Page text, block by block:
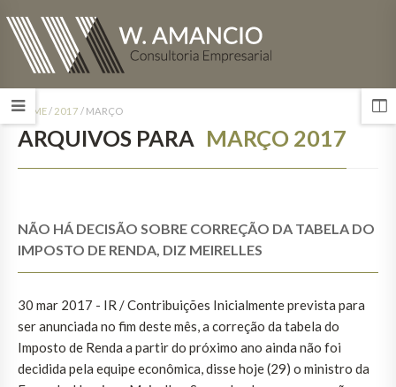
HOME/ 2017 / MARÇO
ARQUIVOS PARA MARÇO 2017
NÃO HÁ DECISÃO SOBRE CORREÇÃO DA TABELA DO
IMPOSTO DE RENDA, DIZ MEIRELLES
30 mar 2017 - IR / Contribuições Inicialmente prevista para
ser anunciada no fim deste mês, a correção da tabela do
Imposto de Renda a partir do próximo ano ainda não foi
decidida pela equipe econômica, disse hoje (29) o ministro da